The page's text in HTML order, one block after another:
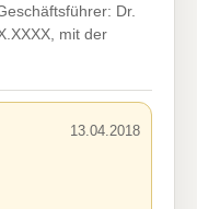
Dr.
mit der
13.04.2018